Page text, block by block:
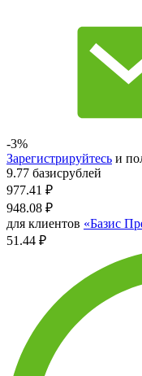
-3%
Зарегистрируйтесь и
9.77 базисрублей
977.41 ₽
948.08 ₽
для клиентов «Базис
51.44 ₽